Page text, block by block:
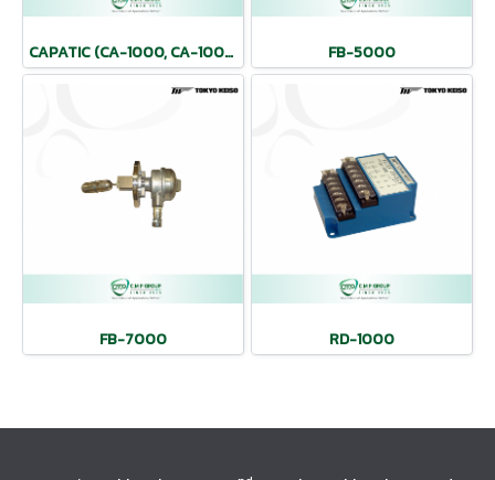
CAPATIC (CA-1000, CA-1000S) FB-5000
FB-7000 RD-1000